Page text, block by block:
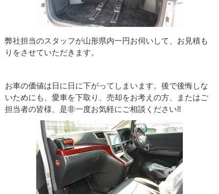
弊社担当のスタッフが山形県内一円お伺いして、お見積も
りをさせていただきます。
お車の価値は日に日に下がってしまいます。後で後悔しな
いためにも、愛車を下取り、売却をお考えの方、またはご
担当者の皆様、是非一度お気軽にご相談ください!!